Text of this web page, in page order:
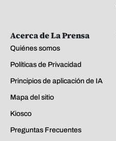
Acerca de La Prensa
Quiénes somos
Políticas de Privacidad
Principios de aplicación de IA
Mapa del sitio
Kiosco
Preguntas Frecuentes